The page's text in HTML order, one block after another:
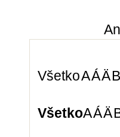
VšetkoAÁÄB
VšetkoAÁÄ